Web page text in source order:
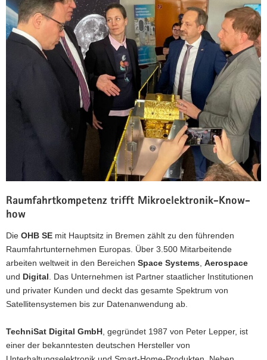
Raumfahrtkompetenz trifft Mikroelektronik-Know-
how
Die OHB SE mit Hauptsitz in Bremen zählt zu den führenden
Raumfahrtunternehmen Europas. Über 3.500 Mitarbeitende
arbeiten weltweit in den Bereichen Space Systems, Aerospace
und Digital. Das Unternehmen ist Partner staatlicher Institutionen
und privater Kunden und deckt das gesamte Spektrum von
Satellitensystemen bis zur Datenanwendung ab.
TechniSat Digital GmbH, gegründet 1987 von Peter Lepper, ist
einer der bekanntesten deutschen Hersteller von